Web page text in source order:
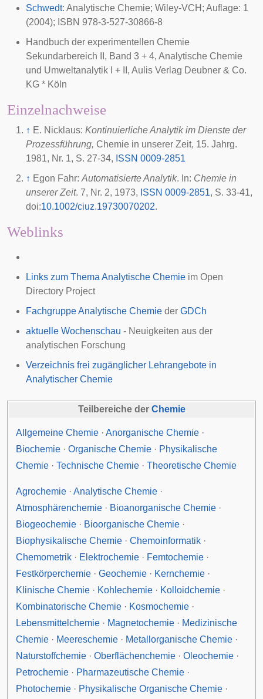
Schwedt: Analytische Chemie; Wiley-VCH; Auflage: 1
(2004); ISBN 978-3-527-30866-8
Handbuch der experimentellen Chemie
Sekundarbereich II, Band 3 + 4, Analytische Chemie
und Umweltanalytik I + II, Aulis Verlag Deubner & Co.
KG * Köln
Einzelnachweise
↑ E. Nicklaus: Kontinuierliche Analytik im Dienste der
Prozessführung, Chemie in unserer Zeit, 15. Jahrg.
1981, Nr. 1, S. 27-34, ISSN 0009-2851
↑ Egon Fahr: Automatisierte Analytik. In: Chemie in
unserer Zeit. 7, Nr. 2, 1973, ISSN 0009-2851, S. 33-41,
doi:10.1002/ciuz.19730070202.
Weblinks
Links zum Thema Analytische Chemie im Open
Directory Project
Fachgruppe Analytische Chemie der GDCh
aktuelle Wochenschau - Neuigkeiten aus der
analytischen Forschung
Verzeichnis frei zugänglicher Lehrangebote in
Analytischer Chemie
Teilbereiche der Chemie
Allgemeine Chemie · Anorganische Chemie ·
Biochemie · Organische Chemie · Physikalische
Chemie · Technische Chemie · Theoretische Chemie
Agrochemie · Analytische Chemie ·
Atmosphärenchemie · Bioanorganische Chemie ·
Biogeochemie · Bioorganische Chemie ·
Biophysikalische Chemie · Chemoinformatik ·
Chemometrik · Elektrochemie · Femtochemie ·
Festkörperchemie · Geochemie · Kernchemie ·
Klinische Chemie · Kohlechemie · Kolloidchemie ·
Kombinatorische Chemie · Kosmochemie ·
Lebensmittelchemie · Magnetochemie · Medizinische
Chemie · Meereschemie · Metallorganische Chemie ·
Naturstoffchemie · Oberflächenchemie · Oleochemie ·
Petrochemie · Pharmazeutische Chemie ·
Photochemie · Physikalische Organische Chemie ·